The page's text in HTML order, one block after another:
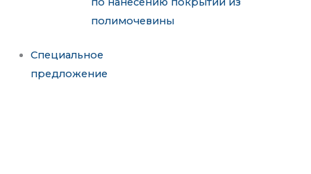
полимочевины
Специальное
предложение